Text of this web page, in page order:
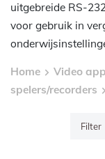
uitgebreide RS-
voor gebruik in
Home Video
spelers/recorders
Filter